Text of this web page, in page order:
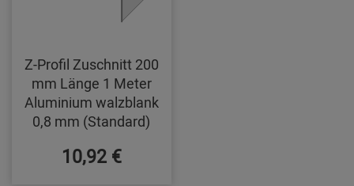
Z-Profil Zuschnitt 200
mm Länge 1 Meter
Aluminium walzblank
0,8 mm (Standard)
10,92 €